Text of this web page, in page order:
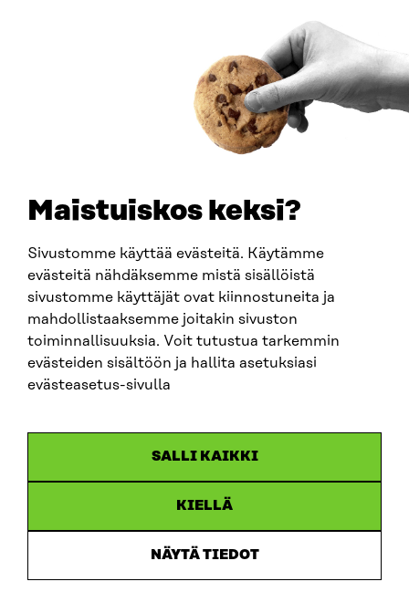
Maistuiskos keksi?
Sivustomme käyttää evästeitä. Käytämme
evästeitä nähdäksemme mistä sisällöistä
sivustomme käyttäjät ovat kiinnostuneita ja
mahdollistaaksemme joitakin sivuston
toiminnallisuuksia. Voit tutustua tarkemmin
evästeiden sisältöön ja hallita asetuksiasi
evästeasetus-sivulla
SALLI KAIKKI
KIELLÄ
NÄYTÄ TIEDOT
SITRA SOSIAALISESSA MEDIASSA
LinkedIn
Instagram
YouTube
Saavutettavuusseloste
Asiakirjajulkisuus